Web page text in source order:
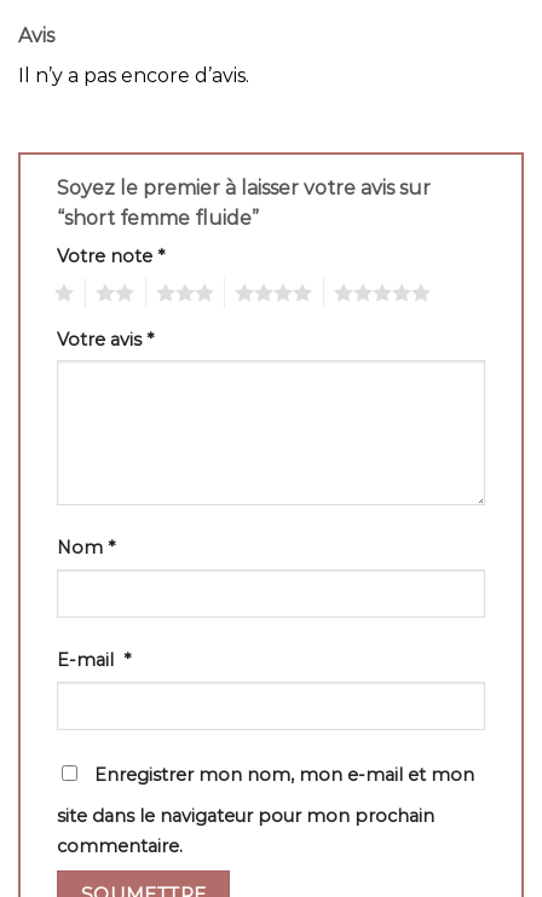
Avis
Il n’y a pas encore d’avis.
Soyez le premier à laisser votre avis sur
“short femme fluide”
Votre note *
Votre avis*
Nom *
E-mail *
Enregistrer mon nom, mon e-mail et mon
site dans le navigateur pour mon prochain
commentaire.